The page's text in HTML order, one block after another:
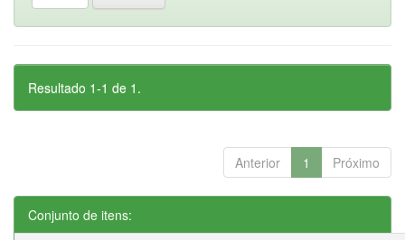
Resultado 1-1 de 1.
Anterior 1 Próximo
Conjunto de itens: